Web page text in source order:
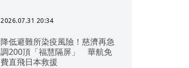
2026.07.31 20:34
降低避難所染疫風險！慈濟再急
調200頂「福慧隔屏」 華航免
費直飛日本救援